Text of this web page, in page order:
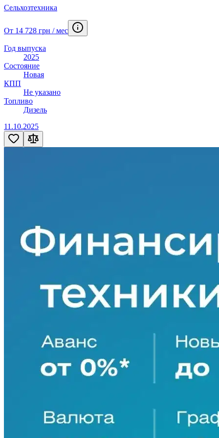
Фургон10
Штабелеукладачик2
Эвакуатор10
Mulcher1
Сельхозтехника
От 14 728 грн / мес
Год выпуска
2025
Состояние
Новая
КПП
Не указано
Топливо
Дизель
11.10.2025